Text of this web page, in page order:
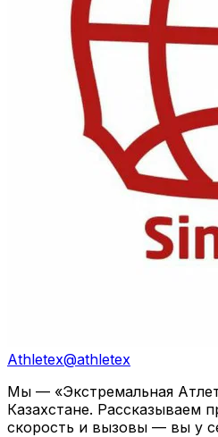
Athletex@athletex
Мы — «Экстремальная
Казахстане. Рассказываем
скорость и вызовы — вы у